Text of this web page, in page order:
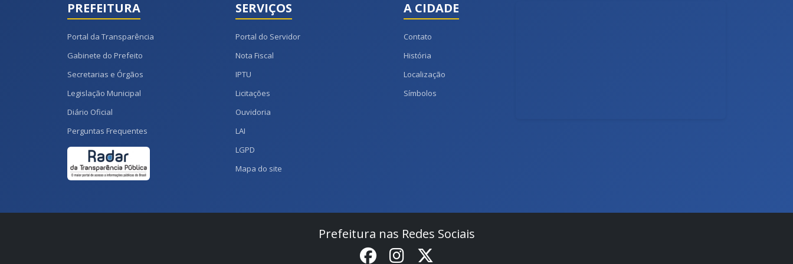
PREFEITURA
Portal da Transparência
Gabinete do Prefeito
Secretarias e Órgãos
Legislação Municipal
Diário Oficial
Perguntas Frequentes
SERVIÇOS
Portal do Servidor
Nota Fiscal
IPTU
Licitações
Ouvidoria
LAI
LGPD
Mapa do site
A CIDADE
Contato
História
Localização
Símbolos
Prefeitura nas Redes Sociais